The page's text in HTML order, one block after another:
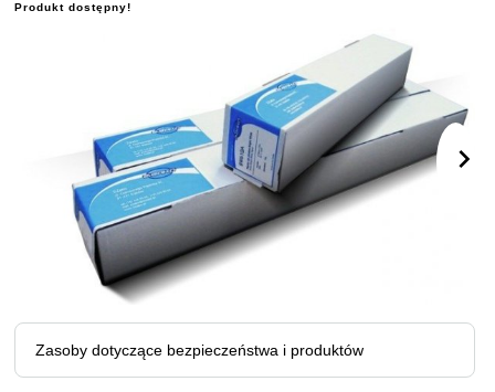
Produkt dostępny!
Zasoby dotyczące bezpieczeństwa i produktów